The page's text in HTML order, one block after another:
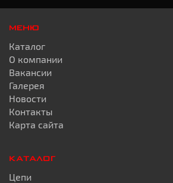
МЕНЮ
Каталог
О компании
Вакансии
Галерея
Новости
Контакты
Карта сайта
КАТАЛОГ
Цепи